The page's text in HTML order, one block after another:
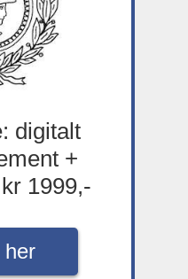
digitalt
+
1999,-
her